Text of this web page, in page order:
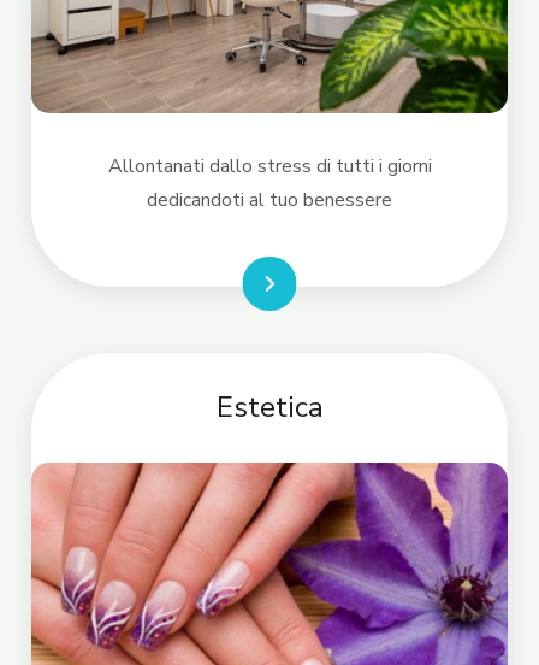
Allontanati dallo stress di tutti i giorni
dedicandoti al tuo benessere
LEGGI DI PIÙ
Estetica